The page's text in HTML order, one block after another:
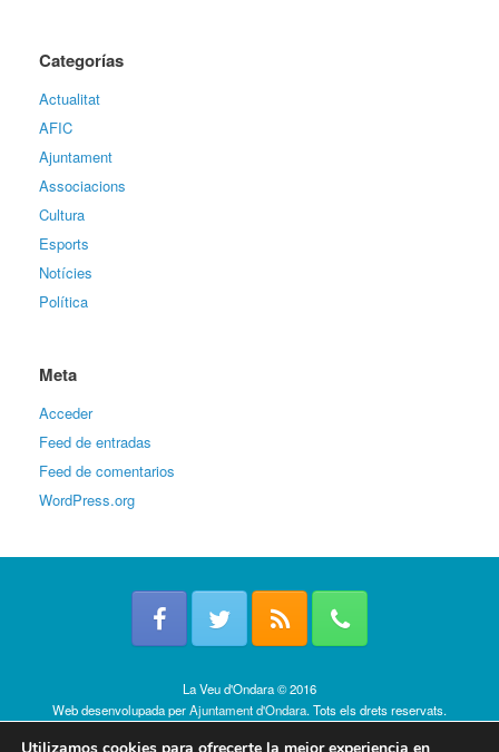
Categorías
Actualitat
AFIC
Ajuntament
Associacions
Cultura
Esports
Notícies
Política
Meta
Acceder
Feed de entradas
Feed de comentarios
WordPress.org
La Veu d'Ondara © 2016
Web desenvolupada perAjuntament d'Ondara. Tots els drets reservats.